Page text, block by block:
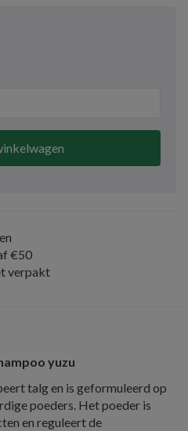
€50
verpakt
yuzu
talg en is geformuleerd op
poeders. Het poeder is
en reguleert de